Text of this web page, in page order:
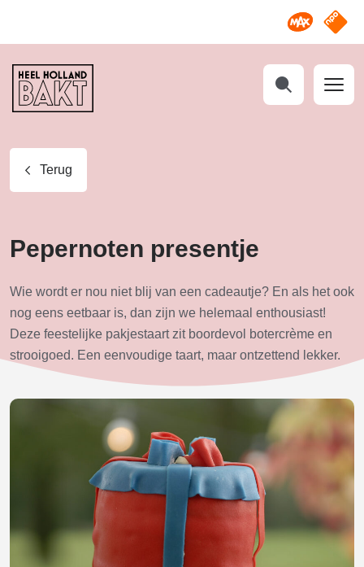
Omroep
NPO
Heel
Holland
Bakt
Terug
Pepernoten presentje
Wie wordt er nou niet blij van een cadeautje? En als het ook
nog eens eetbaar is, dan zijn we helemaal enthousiast!
Deze feestelijke pakjestaart zit boordevol botercrème en
strooigoed. Een eenvoudige taart, maar ontzettend lekker.